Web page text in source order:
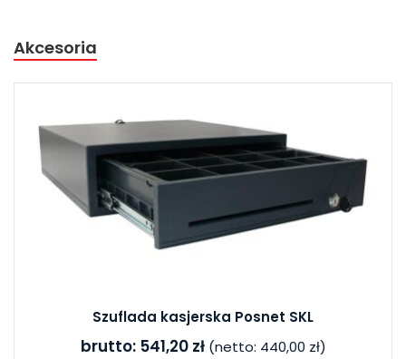
Akcesoria
Szuflada kasjerska Posnet SKL
brutto: 541,20 zł (netto: 440,00 zł)